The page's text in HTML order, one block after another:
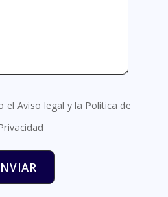
el Aviso legal y la Política de